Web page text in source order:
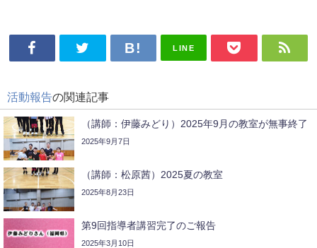
LINE
活動報告の関連記事
（講師：伊藤みどり）2025年9月の教室が無事終了
2025年9月7日
（講師：松原茜）2025夏の教室
2025年8月23日
第9回指導者講習完了のご報告
2025年3月10日